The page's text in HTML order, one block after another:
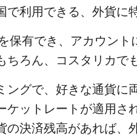
で利用できる、外貨に
保有でき、アカウン
ろん、コスタリカで
グで、好きな通貨に
ケットレートが適用
の決済残高があれば